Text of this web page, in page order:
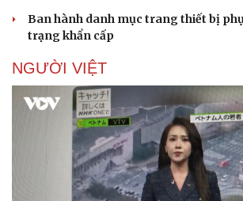
Ban hành danh mục trang thiết bị
trạng khẩn cấp
NGƯỜI VIỆT